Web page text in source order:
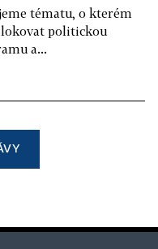
tématu, o kterém
politickou
a...